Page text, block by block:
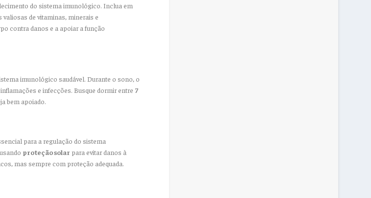
do sistema imunológico. Inclua em
valiosas de vitaminas, minerais e
contra danos e a apoiar a função
imunológico saudável. Durante o sono, o
e infecções. Busque dormir entre 7
bem apoiado.
para a regulação do sistema
proteção solar para evitar danos à
mas sempre com proteção adequada.